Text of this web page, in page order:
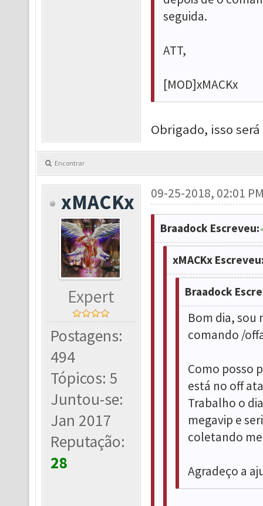
seguida.
ATT,
[MOD]xMACKx
Obrigado, isso
Encontrar
xMACKx
Expert
Postagens:
494
Tópicos: 5
Juntou-se:
Jan 2017
Reputação:
28
09-25-2018, 02:01
Braadock Escreveu:
xMACKx
Braadock
Bom dia, sou
comando /
Como posso
está no off
Trabalho o
megavip e
coletando
Agradeço a